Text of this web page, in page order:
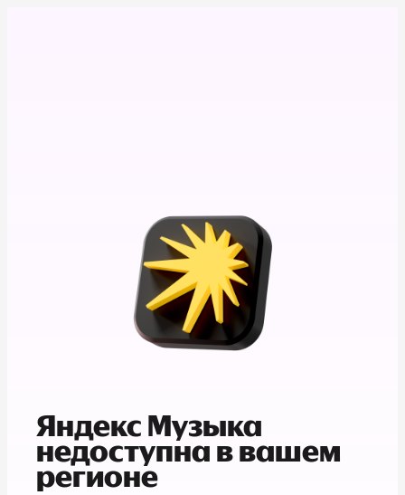
Яндекс Музыка
недоступна в вашем
регионе